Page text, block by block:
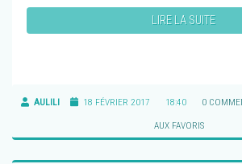
LIRE LA SUITE
AULILI 18 FÉVRIER 2017 18:40 0
AUX FAVORIS